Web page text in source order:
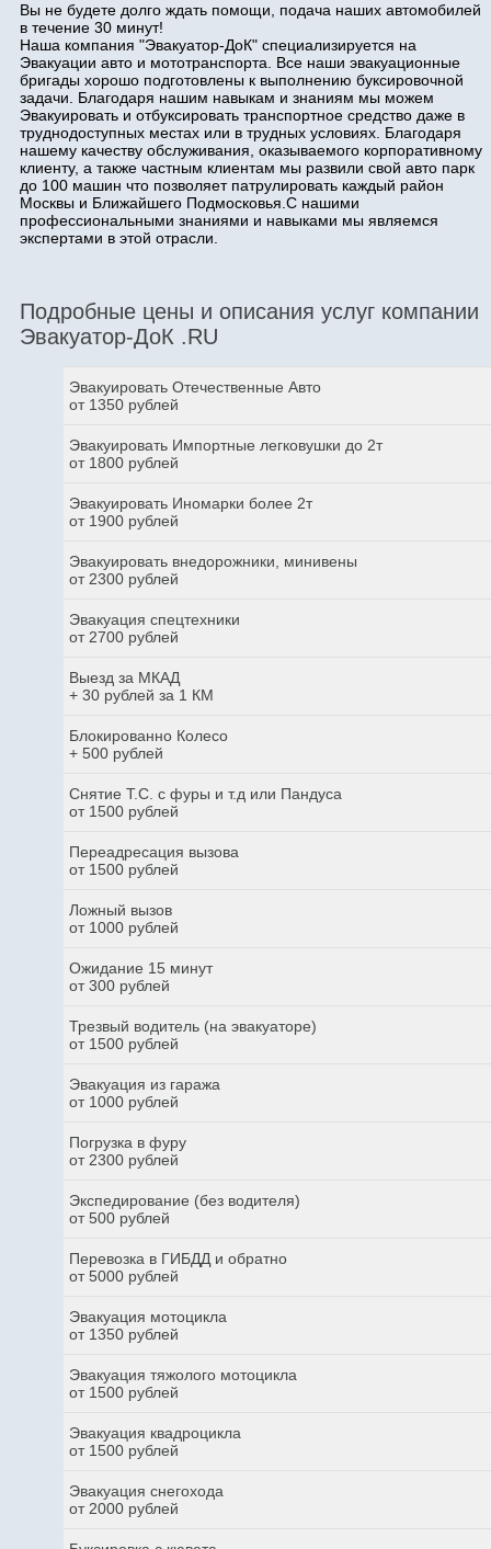
Вы не будете долго ждать помощи, подача наших автомобилей
в течение 30 минут!
Наша компания "Эвакуатор-ДоК" специализируется на
Эвакуации авто и мототранспорта. Все наши эвакуационные
бригады хорошо подготовлены к выполнению буксировочной
задачи. Благодаря нашим навыкам и знаниям мы можем
Эвакуировать и отбуксировать транспортное средство даже в
труднодоступных местах или в трудных условиях. Благодаря
нашему качеству обслуживания, оказываемого корпоративному
клиенту, а также частным клиентам мы развили свой авто парк
до 100 машин что позволяет патрулировать каждый район
Москвы и Ближайшего Подмосковья.С нашими
профессиональными знаниями и навыками мы являемся
экспертами в этой отрасли.
Подробные цены и описания услуг компании
Эвакуатор-ДоК .RU
Эвакуировать Отечественные Авто
от 1350 рублей
Эвакуировать Импортные легковушки до 2т
от 1800 рублей
Эвакуировать Иномарки более 2т
от 1900 рублей
Эвакуировать внедорожники, минивены
от 2300 рублей
Эвакуация спецтехники
от 2700 рублей
Выезд за МКАД
+ 30 рублей за 1 КМ
Блокированно Колесо
+ 500 рублей
Снятие Т.С. с фуры и т.д или Пандуса
от 1500 рублей
Переадресация вызова
от 1500 рублей
Ложный вызов
от 1000 рублей
Ожидание 15 минут
от 300 рублей
Трезвый водитель (на эвакуаторе)
от 1500 рублей
Эвакуация из гаража
от 1000 рублей
Погрузка в фуру
от 2300 рублей
Экспедирование (без водителя)
от 500 рублей
Перевозка в ГИБДД и обратно
от 5000 рублей
Эвакуация мотоцикла
от 1350 рублей
Эвакуация тяжолого мотоцикла
от 1500 рублей
Эвакуация квадроцикла
от 1500 рублей
Эвакуация снегохода
от 2000 рублей